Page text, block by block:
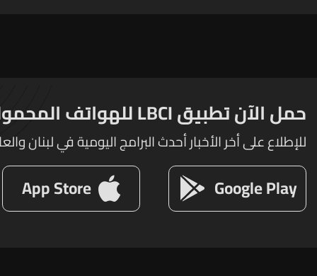
حمل الآن تطبيق LBCI للهواتف المحمولة
للإطلاع على أخر الأخبار أحدث البرامج اليومية في لبنان
Google Play
App Store